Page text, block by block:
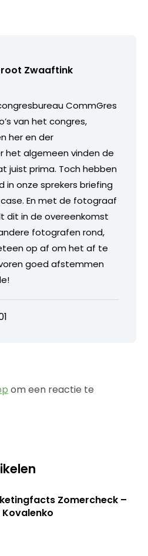
Zwaaftink
CommGres
van het congres,
her en der
het algemeen vinden de
juist prima. Toch hebben
in onze sprekers briefing
En met de fotograaf
dit in de overeenkomst
fotografen rond,
op af om het af te
goed afstemmen
om een reactie te
Zomercheck –